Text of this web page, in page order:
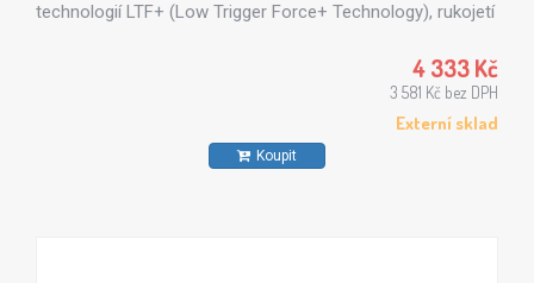
technologií LTF+ (Low Trigger Force+ Technology), rukojetí
4 333 Kč
3 581 Kč bez DPH
Externí sklad
Koupit